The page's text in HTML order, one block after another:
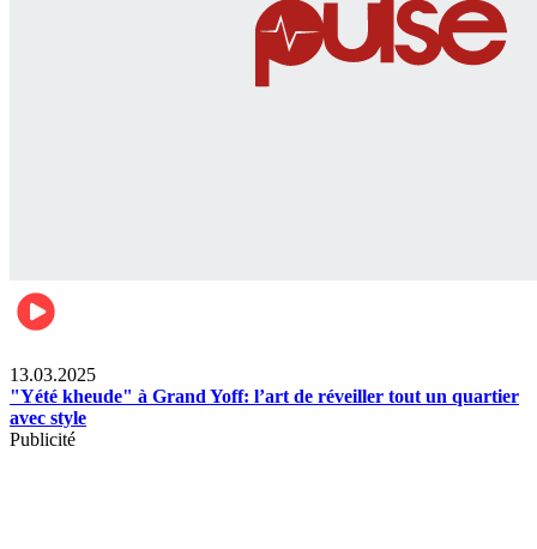
13.03.2025
"Yété kheude" à Grand Yoff: l’art de réveiller tout un quartier
avec style
Publicité